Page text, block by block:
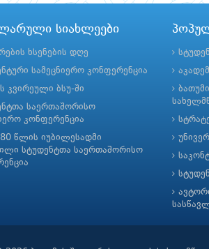
სიახლეები
ხსენების დღე
სამეცნიერო კონფერენცია
კვირეული ბსუ-ში
საერთაშორისო
კონფერენცია
80 წლის იუბილესადმი
სტუდენტთა საერთაშორისო